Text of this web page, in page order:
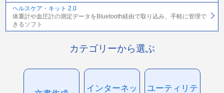
ヘルスケア・キット 2.0
体重計や血圧計の測定データをBluetooth経由で取り込み、手軽に管理で
きるソフト
カテゴリーから選ぶ
インターネッ
ユーティリテ